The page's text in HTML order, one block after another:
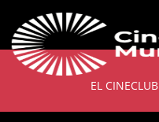
EL CINECLUB